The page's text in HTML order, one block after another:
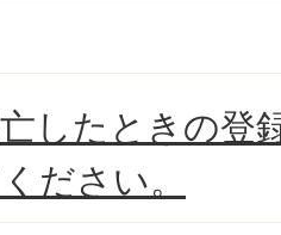
したときの登
ださい。